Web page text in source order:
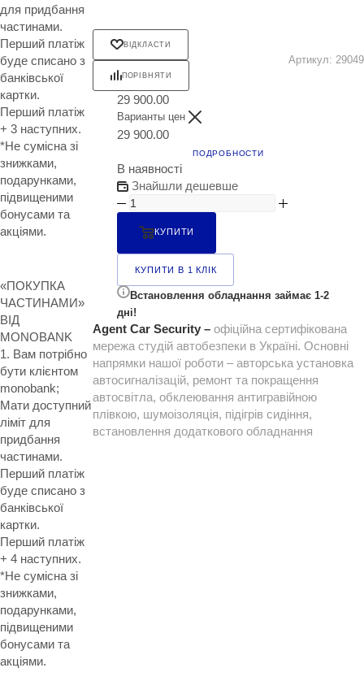
для придбання
частинами.
Перший платіж
буде списано з
банківської
картки.
Перший платіж
+ 3 наступних.
*Не сумісна зі
знижками,
подарунками,
підвищеними
бонусами та
акціями.
«ПОКУПКА
ЧАСТИНАМИ»
ВІД
MONOBANK
1. Вам потрібно
бути клієнтом
monobank;
Мати доступний
ліміт для
придбання
частинами.
Перший платіж
буде списано з
банківської
картки.
Перший платіж
+ 4 наступних.
*Не сумісна зі
знижками,
подарунками,
підвищеними
бонусами та
акціями.
ВІДКЛАСТИ
ПОРІВНЯТИ
Артикул: 29049
29 900.00
Варианты цен
29 900.00
ПОДРОБНОСТИ
В наявності
Знайшли дешевше
КУПИТИ
КУПИТИ В 1 КЛІК
Встановлення обладнання займає 1-2
дні!
Agent Car Security – офіційна сертифікована
мережа студій автобезпеки в Україні. Основні
напрямки нашої роботи – авторська установка
автосигналізацій, ремонт та покращення
автосвітла, обклеювання антигравійною
плівкою, шумоізоляція, підігрів сидіння,
встановлення додаткового обладнання